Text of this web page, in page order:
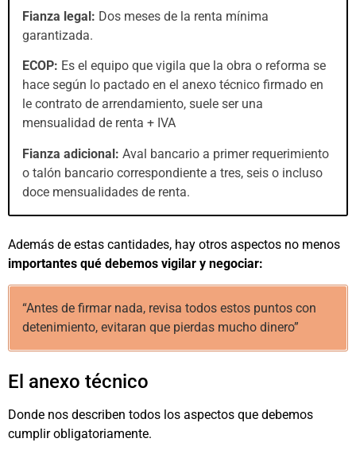
Fianza legal: Dos meses de la renta mínima
garantizada.
ECOP: Es el equipo que vigila que la obra o reforma se
hace según lo pactado en el anexo técnico firmado en
le contrato de arrendamiento, suele ser una
mensualidad de renta + IVA
Fianza adicional: Aval bancario a primer requerimiento
o talón bancario correspondiente a tres, seis o incluso
doce mensualidades de renta.
Además de estas cantidades, hay otros aspectos no menos
importantes qué debemos vigilar y negociar:
“Antes de firmar nada, revisa todos estos puntos con
detenimiento, evitaran que pierdas mucho dinero”
El anexo técnico
Donde nos describen todos los aspectos que debemos
cumplir obligatoriamente.